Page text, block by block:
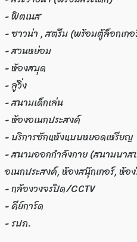
- ฟิตเนส
- ซาวน่า , สตรีม (พร้อมตู้ล็อกเก
- สวนหย่อม
- ห้องสมุด
- ลู่วิ่ง
- สนามเด็กเล่น
- ห้องอเนกประสงค์
- บริการซักแห้งแบบหยอดเหรียญ
- สนามออกกำลังกาย (สนามบาส
อเนกประสงค์, ห้องสนุ๊กเกอร์, ห้อ
- กล้องวงจรปิด/CCTV
- คีย์การ์ด
- รปภ.